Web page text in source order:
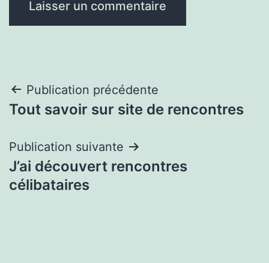
Navigation
de
l’article
Publication précédente
Tout savoir sur site de rencontres
Publication suivante
J’ai découvert rencontres
célibataires